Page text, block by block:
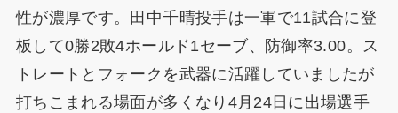
性が濃厚です。田中千晴投手は一軍で11試合に登
板して0勝2敗4ホールド1セーブ、防御率3.00。ス
トレートとフォークを武器に活躍していましたが
打ちこまれる場面が多くなり4月24日に出場選手